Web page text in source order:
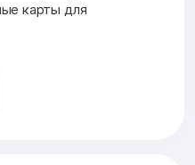
карты для